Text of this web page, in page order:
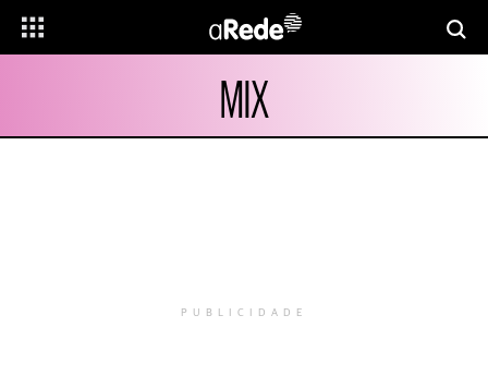
MIX
PUBLICIDADE